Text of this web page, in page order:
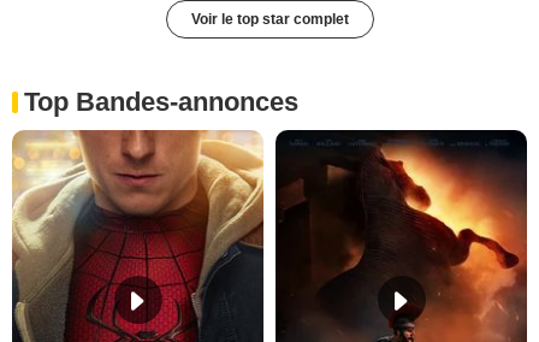
Voir le top star complet
Top Bandes-annonces